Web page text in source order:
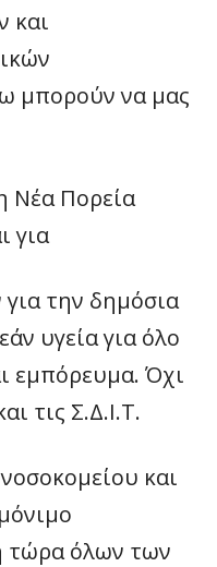
και
μπορούν να μας
Νέα Πορεία
για
την δημόσια
υγεία για όλο
εμπόρευμα. Όχι
τις Σ.Δ.Ι.Τ.
και
τώρα όλων των